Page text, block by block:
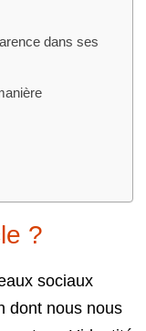
dans ses
?
sociaux
dont nous nous